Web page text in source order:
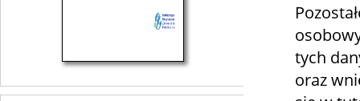
tych
oraz